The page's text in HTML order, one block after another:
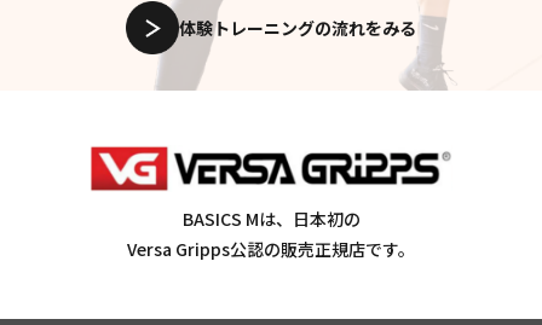
体験トレーニングの流れをみる
BASICS Mは、日本初の
Versa Gripps公認の販売正規店です。